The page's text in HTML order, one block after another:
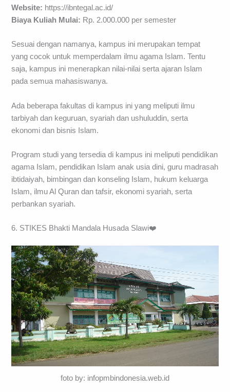
Website: https://ibntegal.ac.id/
Biaya Kuliah Mulai: Rp. 2.000.000 per semester
Sesuai dengan namanya, kampus ini merupakan tempat
yang cocok untuk memperdalam ilmu agama Islam. Tentu
saja, kampus ini menerapkan nilai-nilai serta ajaran Islam
pada semua mahasiswanya.
Ada beberapa fakultas di kampus ini yang meliputi ilmu
tarbiyah dan keguruan, syariah dan ushuluddin, serta
ekonomi dan bisnis Islam.
Program studi yang tersedia di kampus ini meliputi pendidikan
agama Islam, pendidikan Islam anak usia dini, guru madrasah
ibtidaiyah, bimbingan dan konseling Islam, hukum keluarga
Islam, ilmu Al Quran dan tafsir, ekonomi syariah, serta
perbankan syariah.
6. STIKES Bhakti Mandala Husada Slawi❤️
foto by: infopmbindonesia.web.id